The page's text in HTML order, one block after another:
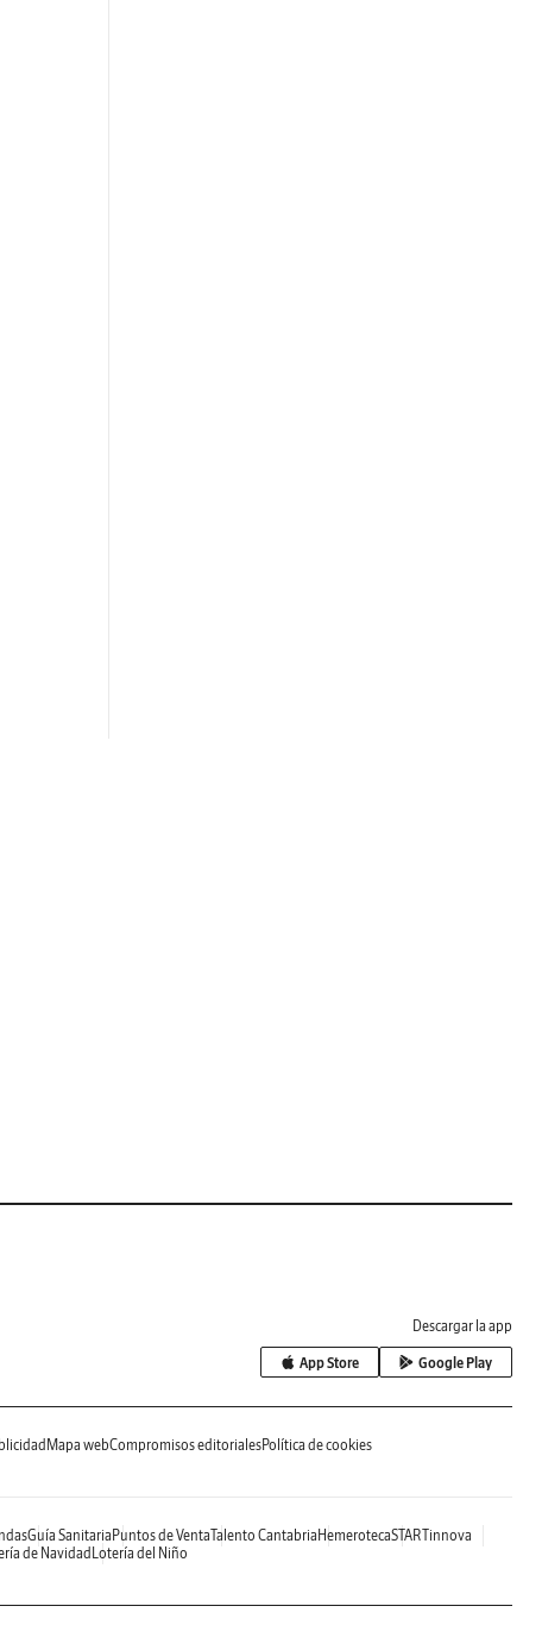
Descargar la app
App Store Google Play
Mapa webCompromisos editorialesPolítica de cookies
Guía Sanitaria Puntos de VentaTalento Cantabria HemerotecaSTARTinnova
de Navidad Lotería del Niño